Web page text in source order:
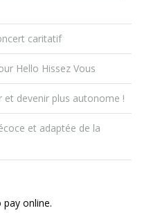
caritatif
Hello Hissez Vous
et devenir plus autonome !
et adaptée de la